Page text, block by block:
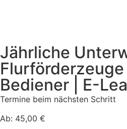
Jährliche
Flurförderzeuge
Bediener | E-
Termine beim nächsten Schritt
Ab: 45,00 €